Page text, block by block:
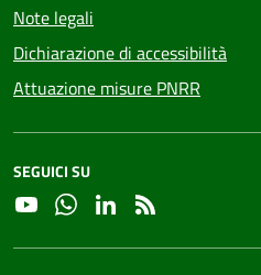
Note legali
Dichiarazione di accessibilità
Attuazione misure PNRR
SEGUICI SU
YouTubeWhatsapp
Linkedin